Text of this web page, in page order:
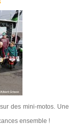
des mini-motos. Une
ensemble !